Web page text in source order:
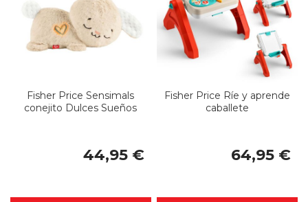
Fisher Price Sensimals
conejito Dulces Sueños
44,95 €
Fisher Price Ríe y aprende
caballete
64,95 €